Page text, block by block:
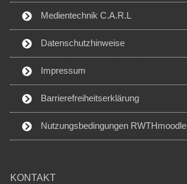
Medientechnik C.A.R.L
Datenschutzhinweise
Impressum
Barrierefreiheitserklärung
Nutzungsbedingungen RWTHmoodle
KONTAKT